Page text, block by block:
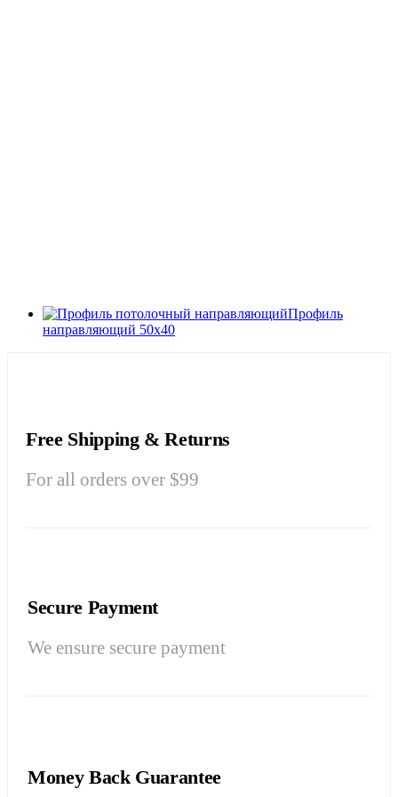
Профиль
направляющий 50х40
Free Shipping & Returns
For all orders over $99
Secure Payment
We ensure secure payment
Money Back Guarantee